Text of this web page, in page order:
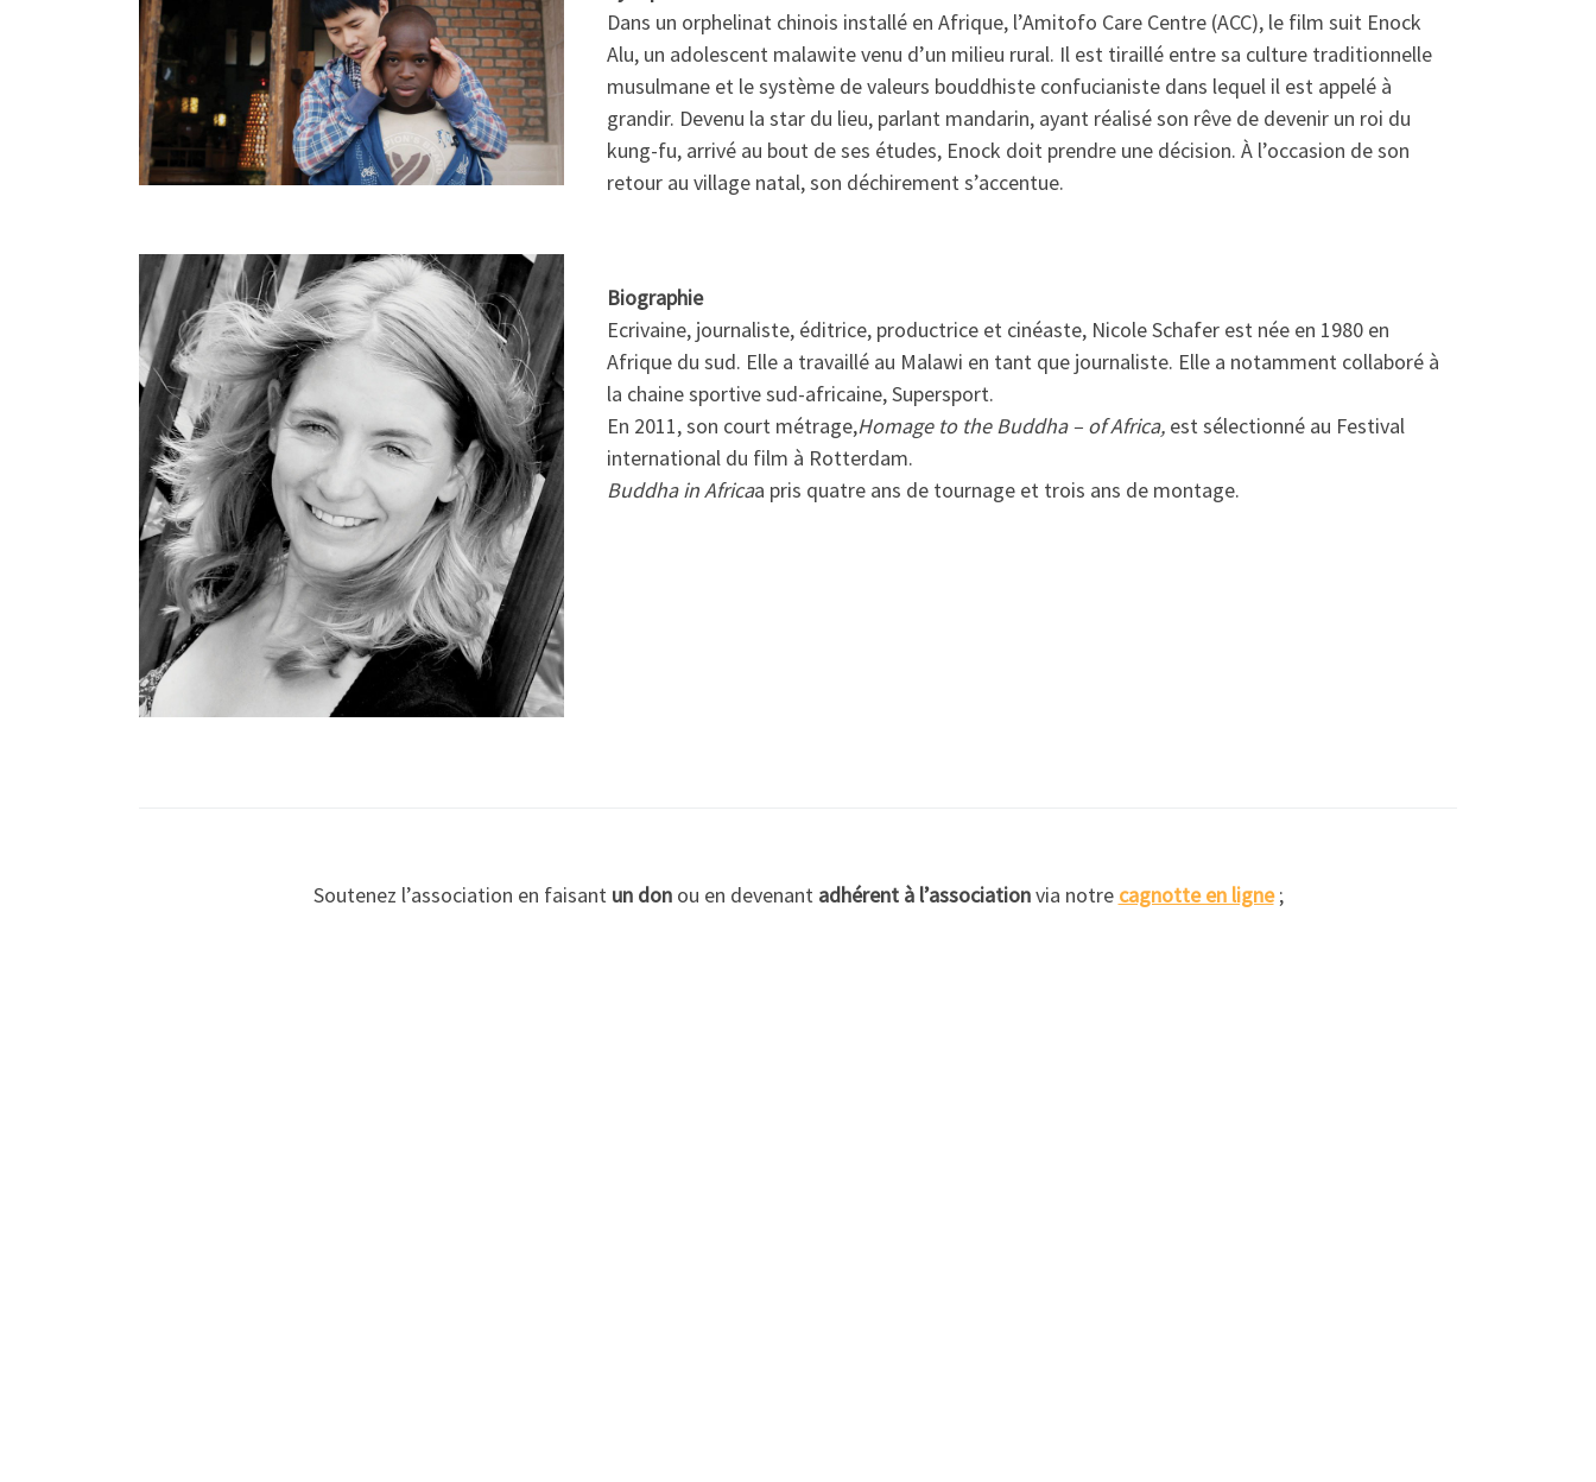
Dans un orphelinat chinois installé en Afrique, l’Amitofo Care Centre (ACC), le film suit Enock
Alu, un adolescent malawite venu d’un milieu rural. Il est tiraillé entre sa culture traditionnelle
musulmane et le système de valeurs bouddhiste confucianiste dans lequel il est appelé à
grandir. Devenu la star du lieu, parlant mandarin, ayant réalisé son rêve de devenir un roi du
kung-fu, arrivé au bout de ses études, Enock doit prendre une décision. À l’occasion de son
retour au village natal, son déchirement s’accentue.
Biographie
Ecrivaine, journaliste, éditrice, productrice et cinéaste, Nicole Schafer est née en 1980 en
Afrique du sud. Elle a travaillé au Malawi en tant que journaliste. Elle a notamment collaboré à
la chaine sportive sud-africaine, Supersport.
En 2011, son court métrage,Homage to the Buddha – of Africa, est sélectionné au Festival
international du film à Rotterdam.
Buddha in Africaa pris quatre ans de tournage et trois ans de montage.
Soutenez l’association en faisant un donou en devenant adhérent à l’associationvia notre cagnotte en ligne;